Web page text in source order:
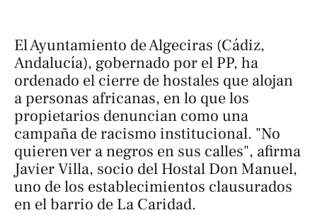
El Ayuntamiento de Algeciras (Cádiz,
Andalucía), gobernado por el PP, ha
ordenado el cierre de hostales que alojan
a personas africanas, en lo que los
propietarios denuncian como una
campaña de racismo institucional. "No
quieren ver a negros en sus calles", afirma
Javier Villa, socio del Hostal Don Manuel,
uno de los establecimientos clausurados
en el barrio de La Caridad.